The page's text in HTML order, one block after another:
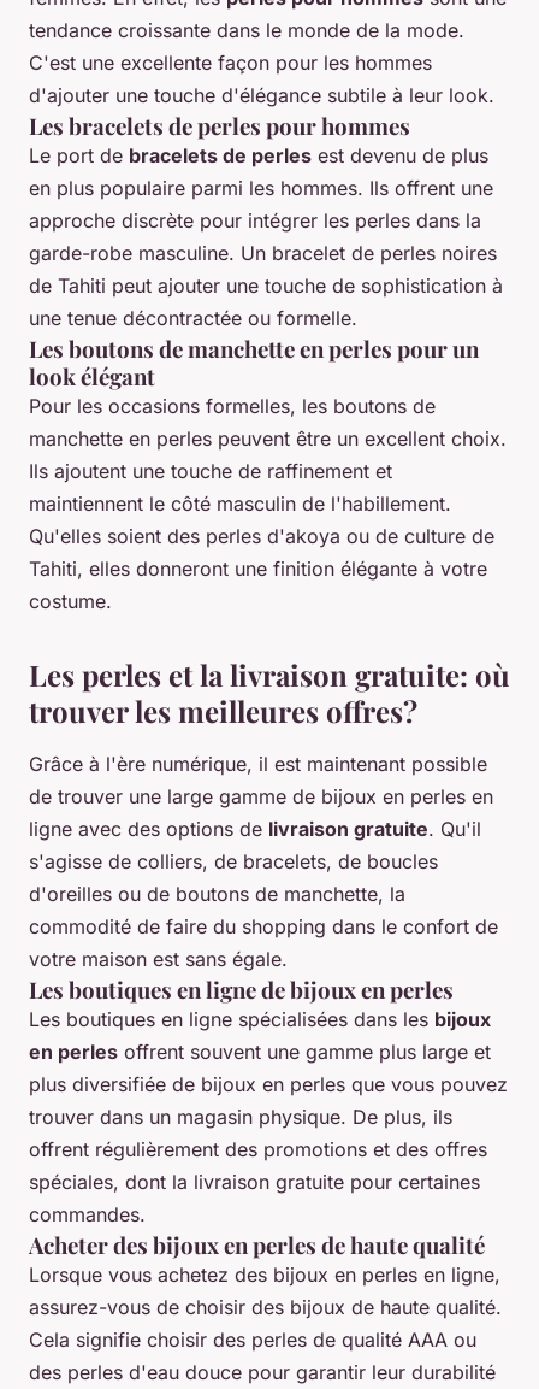
tendance croissante dans le monde de la mode.
C'est une excellente façon pour les hommes
d'ajouter une touche d'élégance subtile à leur look.
Les bracelets de perles pour hommes
Le port de bracelets de perles est devenu de plus
en plus populaire parmi les hommes. Ils offrent une
approche discrète pour intégrer les perles dans la
garde-robe masculine. Un bracelet de perles noires
de Tahiti peut ajouter une touche de sophistication à
une tenue décontractée ou formelle.
Les boutons de manchette en perles pour un
look élégant
Pour les occasions formelles, les boutons de
manchette en perles peuvent être un excellent choix.
Ils ajoutent une touche de raffinement et
maintiennent le côté masculin de l'habillement.
Qu'elles soient des perles d'akoya ou de culture de
Tahiti, elles donneront une finition élégante à votre
costume.
Les perles et la livraison gratuite: où
trouver les meilleures offres?
Grâce à l'ère numérique, il est maintenant possible
de trouver une large gamme de bijoux en perles en
ligne avec des options de livraison gratuite. Qu'il
s'agisse de colliers, de bracelets, de boucles
d'oreilles ou de boutons de manchette, la
commodité de faire du shopping dans le confort de
votre maison est sans égale.
Les boutiques en ligne de bijoux en perles
Les boutiques en ligne spécialisées dans les bijoux
en perles offrent souvent une gamme plus large et
plus diversifiée de bijoux en perles que vous pouvez
trouver dans un magasin physique. De plus, ils
offrent régulièrement des promotions et des offres
spéciales, dont la livraison gratuite pour certaines
commandes.
Acheter des bijoux en perles de haute qualité
Lorsque vous achetez des bijoux en perles en ligne,
assurez-vous de choisir des bijoux de haute qualité.
Cela signifie choisir des perles de qualité AAA ou
des perles d'eau douce pour garantir leur durabilité